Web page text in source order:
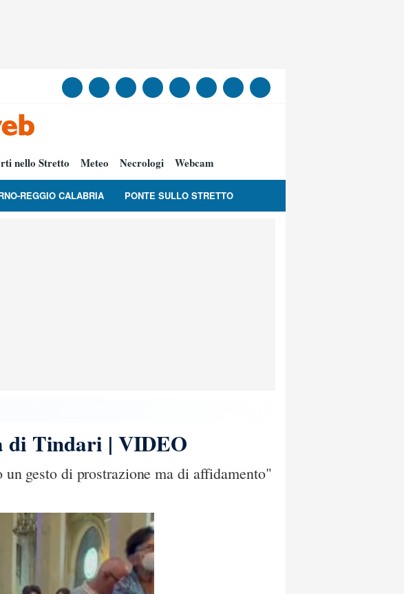
nello Stretto Meteo Necrologi Webcam
REGGIO CALABRIA PONTE SULLO STRETTO
di Tindari | VIDEO
gesto di prostrazione ma di affidamento"